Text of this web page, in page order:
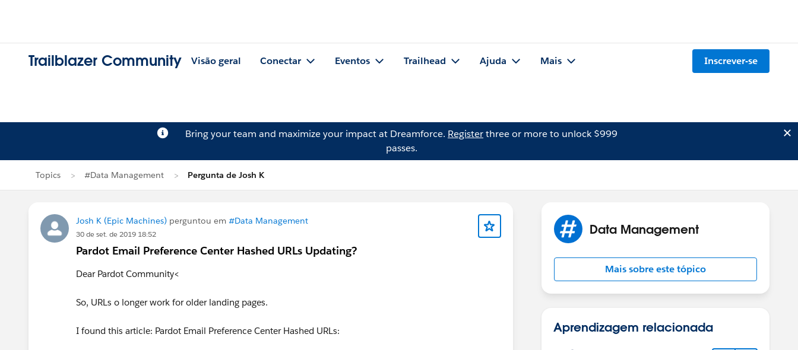
Trailblazer Community Visão geral Conectar Eventos Trailhead Ajuda Mais Inscrever-se
Bring your team and maximize your impact at Dreamforce. Registerthree or more to unlock $999
passes.
Topics #Data Management Pergunta de Josh K
Josh K (Epic Machines) perguntou em #Data Management
30 de set. de 2019 18:52
Pardot Email Preference Center Hashed URLs Updating?
Dear Pardot Community<
So, URLs o longer work for older landing pages.
I found this article: Pardot Email Preference Center Hashed URLs:
Data Management
Mais sobre este tópico
Aprendizagem relacionada